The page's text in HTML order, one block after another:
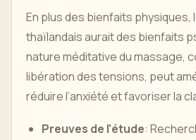
En plus des bienfaits physiques,
thaïlandais aurait des bienfaits
nature méditative du massage,
libération des tensions, peut
réduire l’anxiété et favoriser la
Preuves de l'étude: